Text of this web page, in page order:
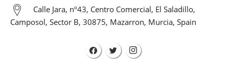
Calle Jara, nº43, Centro Comercial, El Saladillo,
Camposol, Sector B, 30875, Mazarron, Murcia, Spain